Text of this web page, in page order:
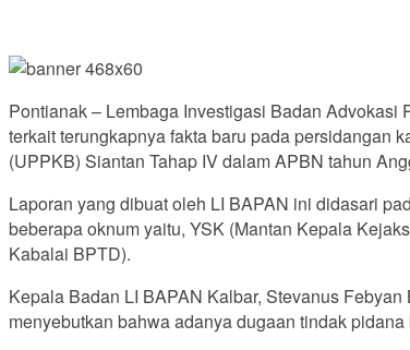
Pontianak – Lembaga Investigasi Badan
terkait terungkapnya fakta baru pada persidangan
(UPPKB) Siantan Tahap IV dalam APBN tahun
Laporan yang dibuat oleh LI BAPAN ini didasari
beberapa oknum yaitu, YSK (Mantan Kepala
Kabalai BPTD).
Kepala Badan LI BAPAN Kalbar, Stevanus
menyebutkan bahwa adanya dugaan tindak pidana